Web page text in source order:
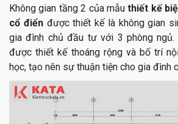
Không gian tầng 2 của mẫuthiết kế
cổ điểnđược thiết kế là không gian
gia đình chủ đầu tư với 3 phòng ngủ.
được thiết kế thoáng rộng và bố trí
học, tạo nên sự thuận tiện cho gia đình